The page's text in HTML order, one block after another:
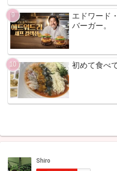
エドワード
バーガー。
初めて食べ